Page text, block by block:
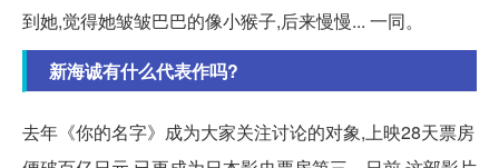
到她,觉得她皱皱巴巴的像小猴子,后来慢慢... 一同。
新海诚有什么代表作吗?
去年《你的名字》成为大家关注讨论的对象,上映28天票房